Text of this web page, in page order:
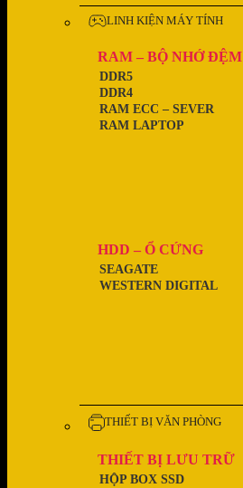
LINH KIỆN MÁY TÍNH
RAM – BỘ NHỚ ĐỆM
RAM LAPTOP
RAM ECC – SEVER
DDR4
DDR5
HDD – Ổ CỨNG
WESTERN DIGITAL
SEAGATE
THIẾT BỊ VĂN PHÒNG
THIẾT BỊ LƯU TRỮ
HỘP BOX SSD